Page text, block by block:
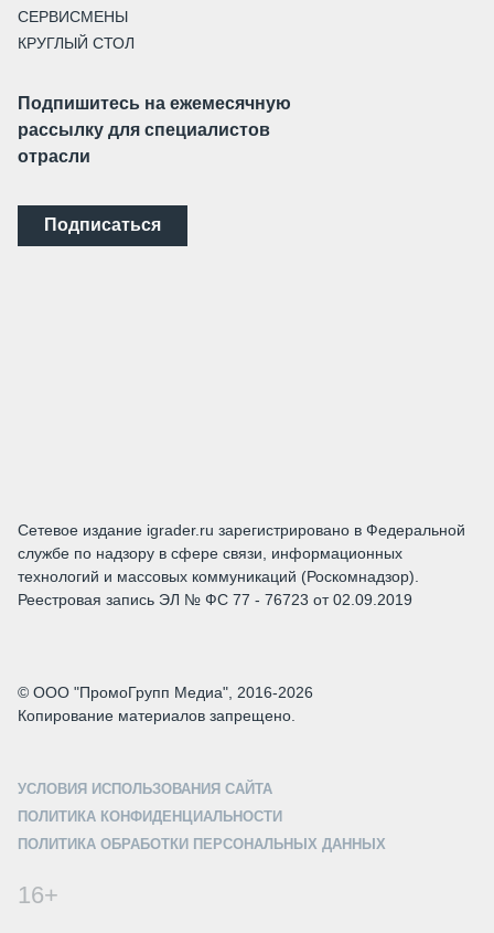
СЕРВИСМЕНЫ
КРУГЛЫЙ СТОЛ
Подпишитесь на ежемесячную
рассылку для специалистов
отрасли
Подписаться
Сетевое издание igrader.ru зарегистрировано в Федеральной
службе по надзору в сфере связи, информационных
технологий и массовых коммуникаций (Роскомнадзор).
Реестровая запись ЭЛ № ФС 77 - 76723 от 02.09.2019
© ООО "ПромоГрупп Медиа", 2016-2026
Копирование материалов запрещено.
УСЛОВИЯ ИСПОЛЬЗОВАНИЯ САЙТА
ПОЛИТИКА КОНФИДЕНЦИАЛЬНОСТИ
ПОЛИТИКА ОБРАБОТКИ ПЕРСОНАЛЬНЫХ ДАННЫХ
16+